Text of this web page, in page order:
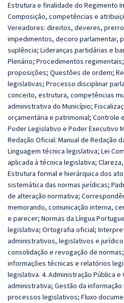
Estrutura e finalidade do Regimento
Composição, competências e
Vereadores: direitos, deveres,
impedimentos, decoro parlamentar,
suplência; Lideranças partidárias e
Plenário; Procedimentos
proposições; Questões de ordem;
legislativas; Processo disciplinar
conceito, estrutura, competências
administrativa do Município;
orçamentária e patrimonial; Controle
Poder Legislativo e Poder Executivo
Redação Oficial: Manual de Redação
Linguagem técnica legislativa; Lei
aplicada à técnica legislativa;
Estrutura formal e hierárquica dos
sistemática das normas jurídicas;
de alteração normativa;
memorando, comunicação interna,
e parecer; Normas da Língua
legislativa; Ortografia oficial;
administrativos, legislativos e
consolidação e revogação de
informações técnicas e relatórios
legislativa. 4. Administração Pública
administrativa; Gestão da
processos legislativos; Fluxo